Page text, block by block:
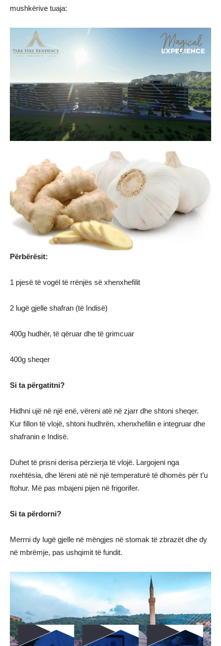
mushkërive tuaja:
Përbërësit:
1 pjesë të vogël të rrënjës së xhenxhefilit
2 lugë gjelle shafran (të Indisë)
400g hudhër, të qëruar dhe të grimcuar
400g sheqer
Si ta përgatitni?
Hidhni ujë në një enë, vëreni atë në zjarr dhe shtoni sheqer.
Kur fillon të vlojë, shtoni hudhrën, xhenxhefilin e integruar dhe
shafranin e Indisë.
Duhet të prisni derisa përzierja të vlojë. Largojeni nga
nxehtësia, dhe lëreni atë në një temperaturë të dhomës për t’u
ftohur. Më pas mbajeni pijen në frigorifer.
Si ta përdorni?
Merrni dy lugë gjelle në mëngjes në stomak të zbrazët dhe dy
në mbrëmje, pas ushqimit të fundit.